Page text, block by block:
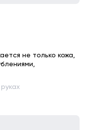
не только кожа,